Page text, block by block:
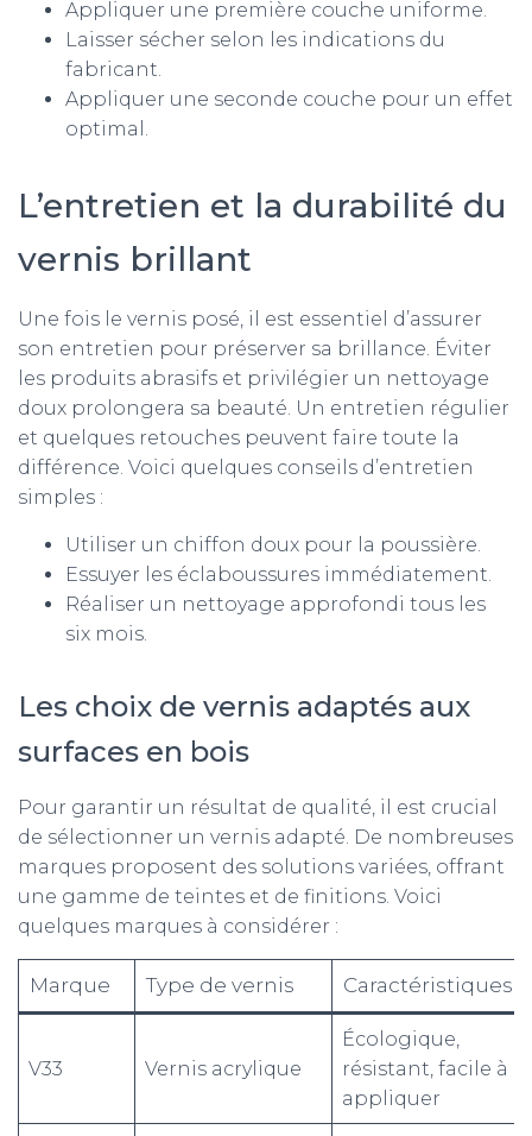
Appliquer une première couche uniforme.
Laisser sécher selon les indications du
fabricant.
Appliquer une seconde couche pour un effet
optimal.
L’entretien et la durabilité du
vernis brillant
Une fois le vernis posé, il est essentiel d’assurer
son entretien pour préserver sa brillance. Éviter
les produits abrasifs et privilégier un nettoyage
doux prolongera sa beauté. Un entretien régulier
et quelques retouches peuvent faire toute la
différence. Voici quelques conseils d’entretien
simples :
Utiliser un chiffon doux pour la poussière.
Essuyer les éclaboussures immédiatement.
Réaliser un nettoyage approfondi tous les
six mois.
Les choix de vernis adaptés aux
surfaces en bois
Pour garantir un résultat de qualité, il est crucial
de sélectionner un vernis adapté. De nombreuses
marques proposent des solutions variées, offrant
une gamme de teintes et de finitions. Voici
quelques marques à considérer :
Marque Type de vernis Caractéristiques
V33 Vernis acrylique
Écologique,
résistant, facile à
appliquer